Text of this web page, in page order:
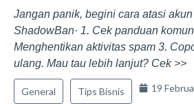
Jangan panik, begini cara atasi
ShadowBan· 1. Cek panduan
Menghentikan aktivitas spam 3.
ulang. Mau tau lebih lanjut? Cek >>
General Tips Bisnis 19